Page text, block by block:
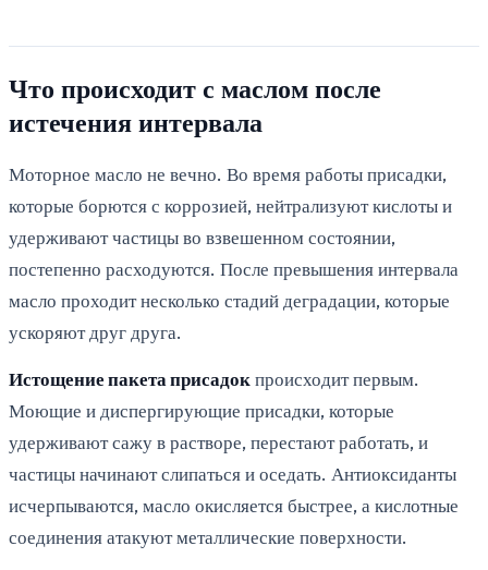
Что происходит с маслом после
истечения интервала
Моторное масло не вечно. Во время работы присадки,
которые борются с коррозией, нейтрализуют кислоты и
удерживают частицы во взвешенном состоянии,
постепенно расходуются. После превышения интервала
масло проходит несколько стадий деградации, которые
ускоряют друг друга.
Истощение пакета присадок происходит первым.
Моющие и диспергирующие присадки, которые
удерживают сажу в растворе, перестают работать, и
частицы начинают слипаться и оседать. Антиоксиданты
исчерпываются, масло окисляется быстрее, а кислотные
соединения атакуют металлические поверхности.